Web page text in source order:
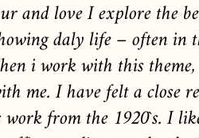
and love I explore the
daly life – often in
i work with this
me. I have felt a close
from the 1920`s. I